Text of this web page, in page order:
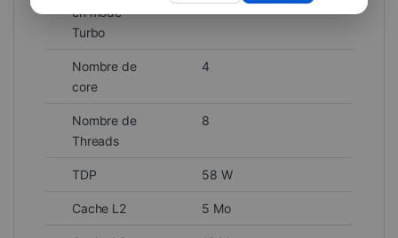
en mode
Turbo
Nombre de
core
4
Nombre de
Threads
8
TDP 58 W
Cache L2 5 Mo